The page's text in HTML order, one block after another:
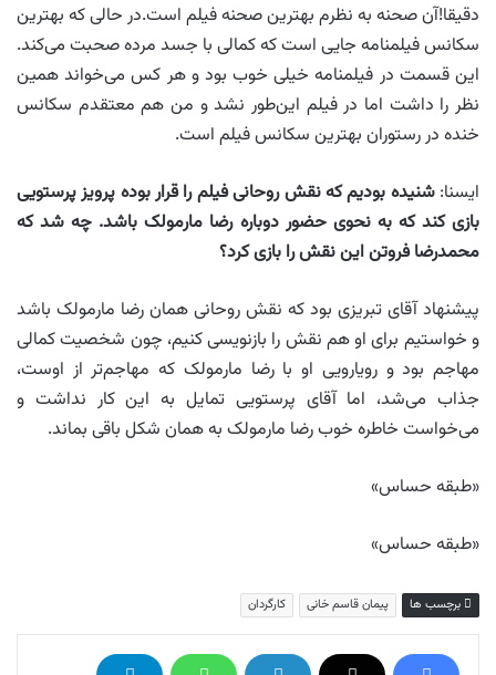
دقیقا!آن صحنه به نظرم بهترین صحنه فیلم است.در حالی که بهترین
سکانس فیلمنامه جایی است که کمالی با جسد مرده صحبت می‌کند.
این قسمت در فیلمنامه خیلی خوب بود و هر کس می‌خواند همین
نظر را داشت اما در فیلم این‌طور نشد و من هم معتقدم سکانس
خنده در رستوران بهترین سکانس فیلم است.
ایسنا:شنیده بودیم که نقش روحانی فیلم را قرار بوده پرویز پرستویی
بازی کند که به نحوی حضور دوباره رضا مارمولک باشد. چه شد که
محمدرضا فروتن این نقش را بازی کرد؟
پیشنهاد آقای تبریزی بود که نقش روحانی همان رضا مارمولک باشد
و خواستیم برای او هم نقش را بازنویسی کنیم، چون شخصیت کمالی
مهاجم بود و رویارویی او با رضا مارمولک که مهاجم‌تر از اوست،
جذاب می‌شد، اما آقای پرستویی تمایل به این کار نداشت و
می‌خواست خاطره خوب رضا مارمولک به همان شکل باقی بماند.
«طبقه حساس»
«طبقه حساس»
برچسب ها پیمان قاسم خانی کارگردان